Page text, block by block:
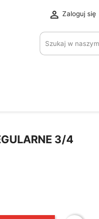
 Zaloguj się
3/4